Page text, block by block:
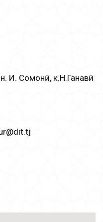
И. Сомонӣ, к.Н.Ганҷавӣ